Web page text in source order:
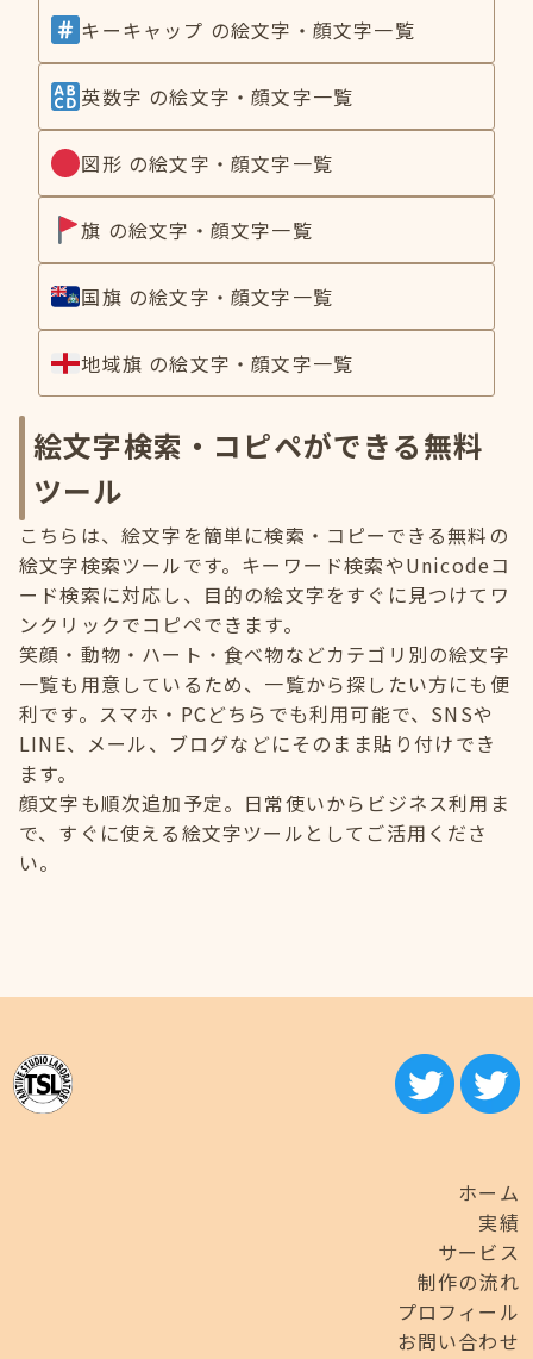
キーキャップ の絵文字・顔文字一覧
英数字 の絵文字・顔文字一覧
図形 の絵文字・顔文字一覧
旗 の絵文字・顔文字一覧
国旗 の絵文字・顔文字一覧
地域旗 の絵文字・顔文字一覧
絵文字検索・コピペができる無料
ツール
こちらは、絵文字を簡単に検索・コピーできる無料の
絵文字検索ツールです。キーワード検索やUnicodeコ
ード検索に対応し、目的の絵文字をすぐに見つけてワ
ンクリックでコピペできます。
笑顔・動物・ハート・食べ物などカテゴリ別の絵文字
一覧も用意しているため、一覧から探したい方にも便
利です。スマホ・PCどちらでも利用可能で、SNSや
LINE、メール、ブログなどにそのまま貼り付けでき
ます。
顔文字も順次追加予定。日常使いからビジネス利用ま
で、すぐに使える絵文字ツールとしてご活用くださ
い。
ホーム
実績
サービス
制作の流れ
プロフィール
お問い合わせ